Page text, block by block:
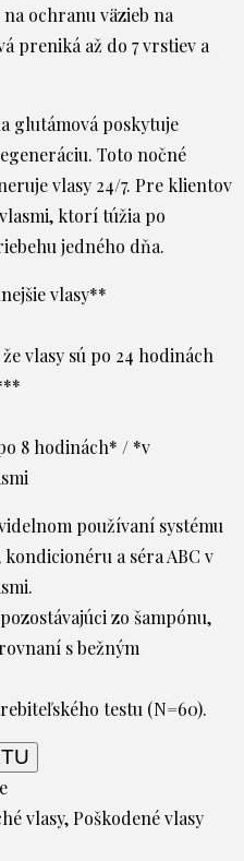
ochranu väzieb na
preniká až do 7 vrstiev a
glutámová poskytuje
Toto nočné
vlasy 24/7. Pre klientov
ktorí túžia po
jedného dňa.
vlasy**
vlasy sú po 24 hodinách
8 hodinách* / *v
používaní systému
a séra ABC v
zo šampónu,
s bežným
testu (N=60).
vlasy, Poškodené vlasy